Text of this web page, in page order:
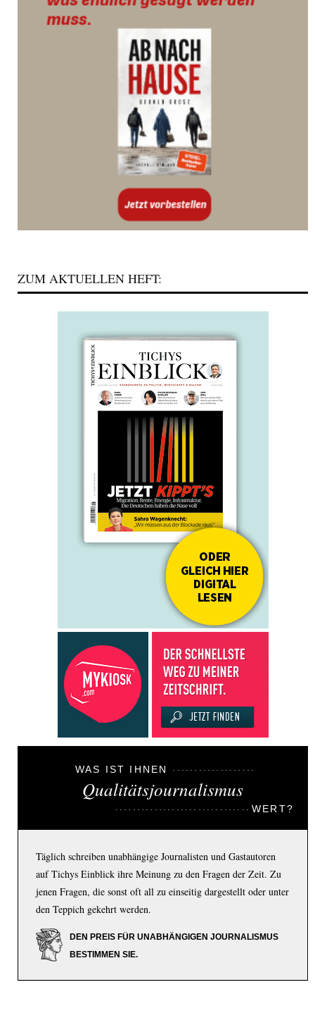
ZUM AKTUELLEN HEFT:
WAS IST IHNEN
Qualitätsjournalismus
WERT?
Täglich schreiben unabhängige Journalisten und Gastautoren
auf Tichys Einblick ihre Meinung zu den Fragen der Zeit. Zu
jenen Fragen, die sonst oft all zu einseitig dargestellt oder unter
den Teppich gekehrt werden.
DEN PREIS FÜR UNABHÄNGIGEN JOURNALISMUS
BESTIMMEN SIE.